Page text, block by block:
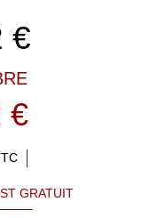
€
€
GRATUIT